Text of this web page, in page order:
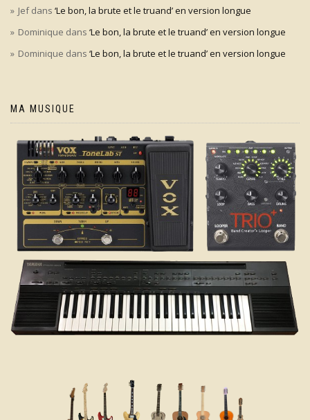
Jefdans ‘Le bon, la brute et le truand’ en version longue
Dominique dans ‘Le bon, la brute et le truand’ en version longue
Dominique dans ‘Le bon, la brute et le truand’ en version longue
MA MUSIQUE